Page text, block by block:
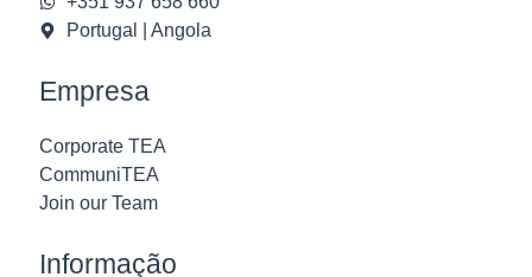
Portugal | Angola
Empresa
Corporate TEA
CommuniTEA
Join our Team
Informação